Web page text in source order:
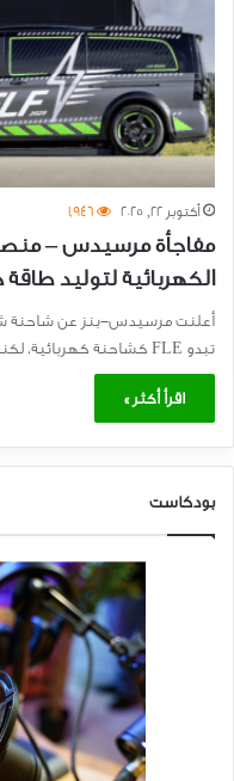
أكتوبر 22, 2025 1٬946
مفاجأة مرسيدس –
الكهربائية لتوليد طاقة
تبدو FLE كشاحنة كهربائية، لكنها أكثر من مجرد مركبة عادية.…
اقرأ أكثر »
بودكاست